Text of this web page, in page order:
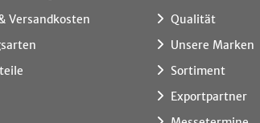
Versandkosten
Qualität
Unsere Marken
Sortiment
Exportpartner